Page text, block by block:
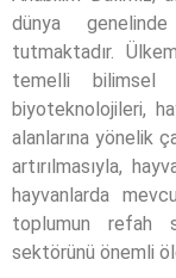
dünya
tutmaktadır.
temelli bilimsel
biyoteknolojileri,
alanlarına yönelik
artırılmasıyla,
hayvanlarda
toplumun refah
sektörünü önemli